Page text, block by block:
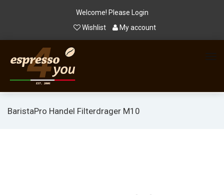
Welcome! Please
Login
Wishlist
My account
BaristaPro Handel Filterdrager M10